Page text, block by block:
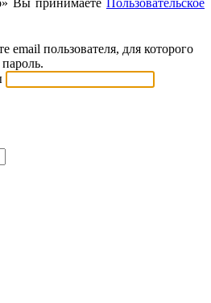
Вы принимаете Пользовательское
email пользователя, для которого